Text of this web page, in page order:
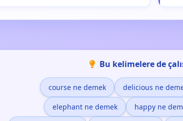
Bu kelimelere de
course ne demek delicious ne
elephant ne demek happy ne